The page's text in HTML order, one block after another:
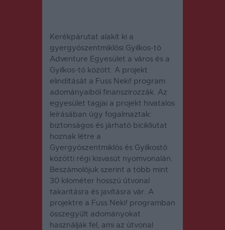
Kerékpárutat alakít ki a
gyergyószentmiklósi Gyilkos-tó
Adventure Egyesület a város és a
Gyilkos-tó között. A projekt
elindítását a Fuss Neki! program
adományaiból finanszírozzák. Az
egyesület tagjai a projekt hivatalos
leírásában úgy fogalmaztak:
biztonságos és járható bicikliutat
hoznak létre a
Gyergyószentmiklós és Gyilkostó
közötti régi kisvasút nyomvonalán.
Beszámolójuk szerint a több mint
30 kilométer hosszú útvonal
takarításra és javításra vár. A
projektre a Fuss Neki! programban
összegyűlt adományokat
használják fel, ami az útvonal